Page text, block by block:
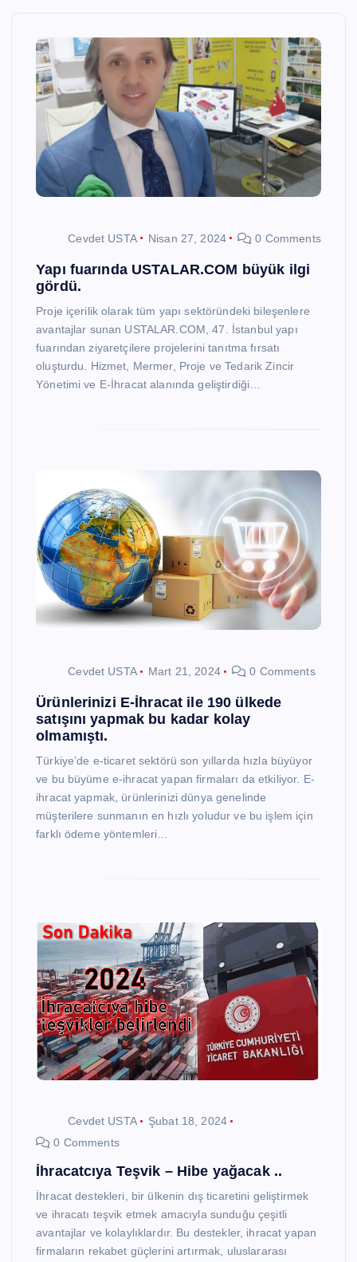
Cevdet USTA Nisan 27, 2024 0 Comments
Yapı fuarında USTALAR.COM büyük ilgi
gördü.
Proje içerilik olarak tüm yapı sektöründeki bileşenlere
avantajlar sunan USTALAR.COM, 47. İstanbul yapı
fuarından ziyaretçilere projelerini tanıtma fırsatı
oluşturdu. Hizmet, Mermer, Proje ve Tedarik Zincir
Yönetimi ve E-İhracat alanında geliştirdiği…
Cevdet USTA Mart 21, 2024 0 Comments
Ürünlerinizi E-İhracat ile 190 ülkede
satışını yapmak bu kadar kolay
olmamıştı.
Türkiye’de e-ticaret sektörü son yıllarda hızla büyüyor
ve bu büyüme e-ihracat yapan firmaları da etkiliyor. E-
ihracat yapmak, ürünlerinizi dünya genelinde
müşterilere sunmanın en hızlı yoludur ve bu işlem için
farklı ödeme yöntemleri…
Cevdet USTA
Şubat 18, 2024
0 Comments
İhracatcıya Teşvik – Hibe yağacak ..
İhracat destekleri, bir ülkenin dış ticaretini geliştirmek
ve ihracatı teşvik etmek amacıyla sunduğu çeşitli
avantajlar ve kolaylıklardır. Bu destekler, ihracat yapan
firmaların rekabet güçlerini artırmak, uluslararası